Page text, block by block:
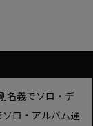
名義でソロ・デ
ロ・アルバム通